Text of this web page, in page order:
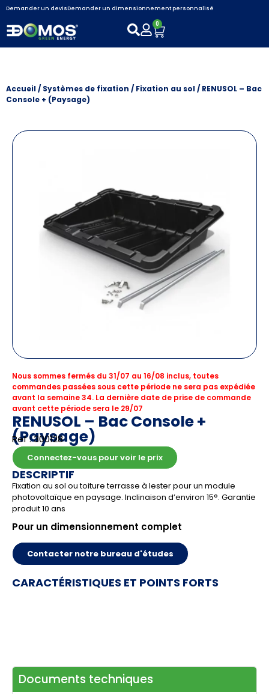
Demander un devisDemander un dimensionnement personnalisé
0
Accueil/ Systèmes de fixation / Fixation au sol/ RENUSOL – Bac
Console + (Paysage)
Nous sommes fermés du 31/07 au 16/08 inclus, toutes
commandes passées sous cette période ne sera pas expédiée
avant la semaine 34. La dernière date de prise de commande
avant cette période sera le 29/07
RENUSOL – Bac Console +
(Paysage)
Ref : 300128
Connectez-vous pour voir le prix
DESCRIPTIF
Fixation au sol ou toiture terrasse à lester pour un module
photovoltaïque en paysage. Inclinaison d’environ 15°. Garantie
produit 10 ans
Pour un dimensionnement complet
Contacter notre bureau d'études
CARACTÉRISTIQUES ET POINTS FORTS
Documents techniques